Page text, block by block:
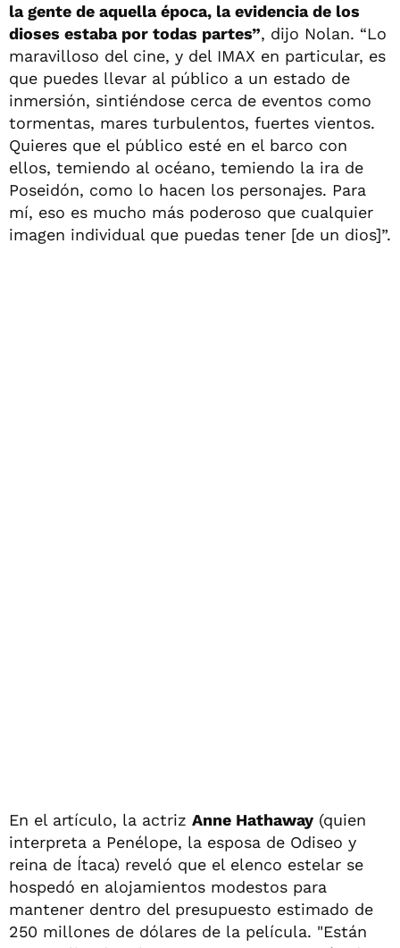
la gente de aquella época, la evidencia de los
dioses estaba por todas partes”, dijo Nolan. “Lo
maravilloso del cine, y del IMAX en particular, es
que puedes llevar al público a un estado de
inmersión, sintiéndose cerca de eventos como
tormentas, mares turbulentos, fuertes vientos.
Quieres que el público esté en el barco con
ellos, temiendo al océano, temiendo la ira de
Poseidón, como lo hacen los personajes. Para
mí, eso es mucho más poderoso que cualquier
imagen individual que puedas tener [de un dios]”.
En el artículo, la actriz Anne Hathaway (quien
interpreta a Penélope, la esposa de Odiseo y
reina de Ítaca) reveló que el elenco estelar se
hospedó en alojamientos modestos para
mantener dentro del presupuesto estimado de
250 millones de dólares de la película. "Están